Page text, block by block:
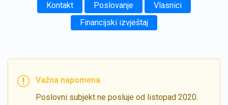
Kontakt Poslovanje
Vlasnici
Financijski izvještaj
Važna napomena
Poslovni subjekt ne posluje od listopad 2020.